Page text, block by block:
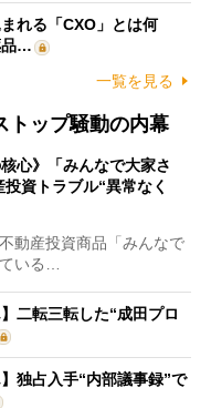
れる「CXO」とは何
品…
一覧を見る
トップ騒動の内幕
心》「みんなで大家さ
資トラブル“異常なく
動産投資商品「みんなで
いる…
二転三転した“成田プロ
独占入手“内部議事録”で